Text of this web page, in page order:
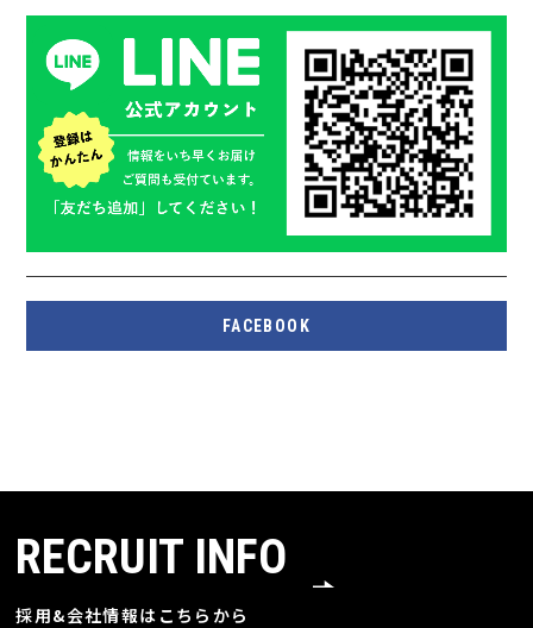
FACEBOOK
RECRUIT INFO
採用&会社情報はこちらから